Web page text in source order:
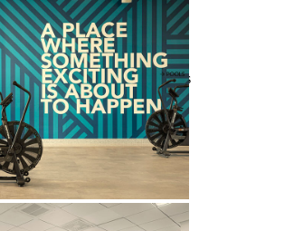
et extérieur
avec deux bains à remous
signature
d’herbes dalmates
et complets du corps
stress et aromathérapie
enceintes
sont en supplément